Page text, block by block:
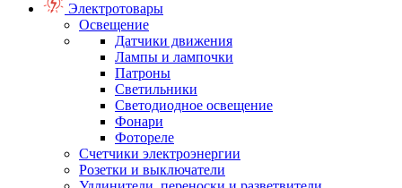
Электротовары
Освещение
Датчики движения
Лампы и лампочки
Патроны
Светильники
Светодиодное освещение
Фонари
Фотореле
Счетчики электроэнергии
Розетки и выключатели